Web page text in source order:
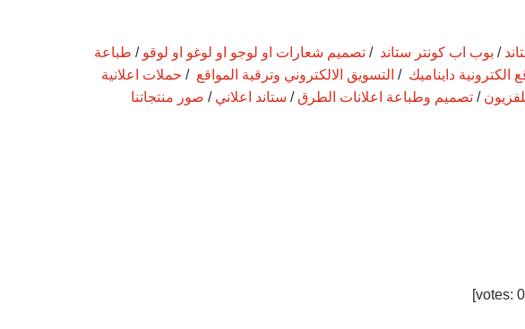
/ بوب اب كونتر ستاند / تصميم شعارات او لوجو او لوغو او لوقو / طباعة
الكترونية دايناميك / التسويق الالكتروني وترقية المواقع / حملات اعلانية
/ تصميم وطباعة اعلانات الطرق / ستاند اعلاني / صور منتجاتنا
0
]